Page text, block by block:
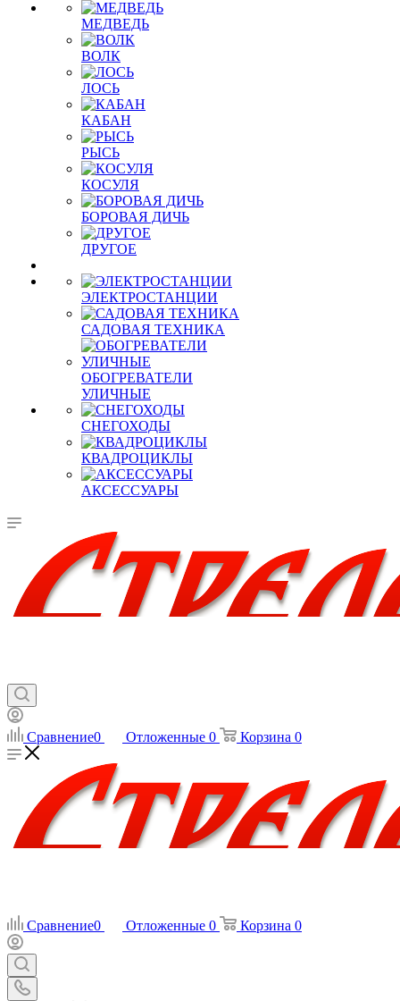
МЕДВЕДЬ
ВОЛК
ЛОСЬ
КАБАН
РЫСЬ
КОСУЛЯ
БОРОВАЯ ДИЧЬ
ДРУГОЕ
ЭЛЕКТРОСТАНЦИИ
САДОВАЯ ТЕХНИКА
ОБОГРЕВАТЕЛИ
УЛИЧНЫЕ
СНЕГОХОДЫ
КВАДРОЦИКЛЫ
АКСЕССУАРЫ
Сравнение0 Отложенные 0 Корзина 0
Сравнение0 Отложенные 0 Корзина 0